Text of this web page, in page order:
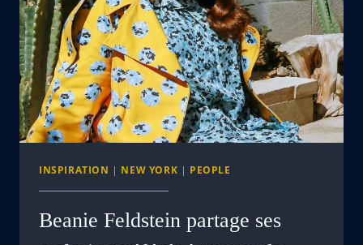
INSPIRATION | NEW YORK | PEOPLE
Beanie Feldstein partage ses